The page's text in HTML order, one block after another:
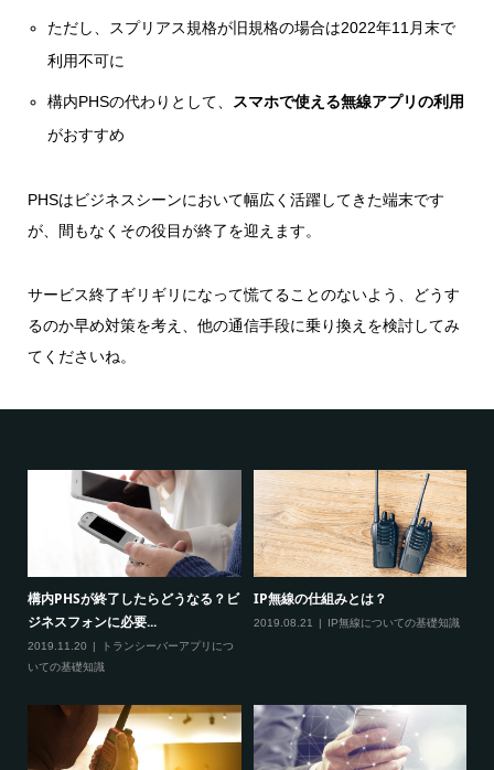
ただし、
スプリアス規格が旧規格の場合は2022年11月末で
利用不可に
構内PHSの代わりとして、
スマホで使える無線アプリの利用
がおすすめ
PHSはビジネスシーンにおいて幅広く活躍してきた端末です
が、間もなくその役目が終了を迎えます。
サービス終了ギリギリになって慌てることのないよう、どうす
るのか早め対策を考え、他の通信手段に乗り換えを検討してみ
てくださいね。
構内PHSが終了したらどうなる？ビ
ジネスフォンに必要...
2019.11.20
トランシーバーアプリにつ
いての基礎知識
IP無線の仕組みとは？
2019.08.21 IP無線についての基礎知識